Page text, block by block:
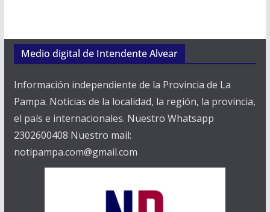
Medio digital de Intendente Alvear
Información independiente de la Provincia de La
Pampa. Noticias de la localidad, la región, la provincia,
el país e internacionales. Nuestro Whatsapp
2302600408 Nuestro mail:
notipampa.com@gmail.com